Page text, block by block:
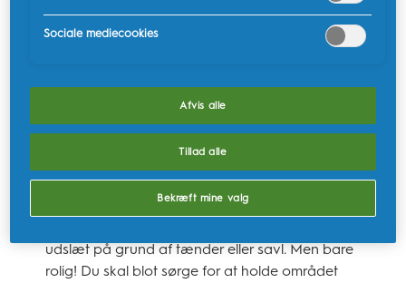
nye tand begynder at lægge pres på
tandkødsranden, det er spidsen af den lille tand,
tandkødsranden.
Overdreven savlen:Babyer producerer en masse
udslæt på grund af tænder eller savl. Men bare
rolig! Du skal blot sørge for at holde området
Sociale mediecookies
Afvis alle
Tillad alle
Bekræft mine valg